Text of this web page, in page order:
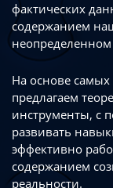
фактических
содержанием
неопределенном
На основе
предлагаем
инструменты, с
развивать
эффективно
содержанием
реальности.